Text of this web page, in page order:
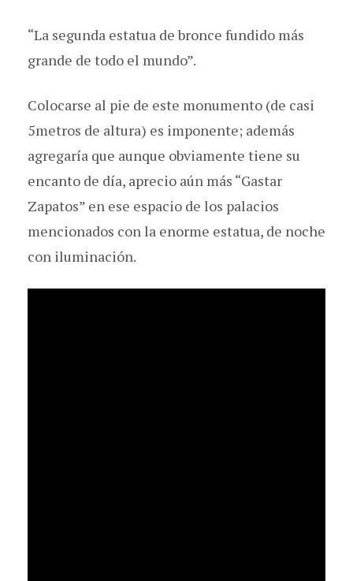
“La segunda estatua de bronce fundido más
grande de todo el mundo”.
Colocarse al pie de este monumento (de casi
5metros de altura) es imponente; además
agregaría que aunque obviamente tiene su
encanto de día, aprecio aún más “Gastar
Zapatos” en ese espacio de los palacios
mencionados con la enorme estatua, de noche
con iluminación.